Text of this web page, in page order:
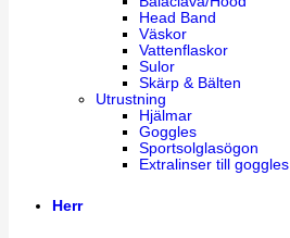
Head Band
Väskor
Vattenflaskor
Sulor
Skärp & Bälten
Utrustning
Hjälmar
Goggles
Sportsolglasögon
Extralinser till goggles
Herr